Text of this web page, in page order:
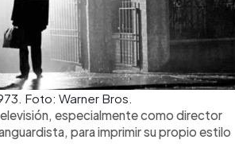
Foto: Warner Bros.
especialmente como director
para imprimir su propio estilo